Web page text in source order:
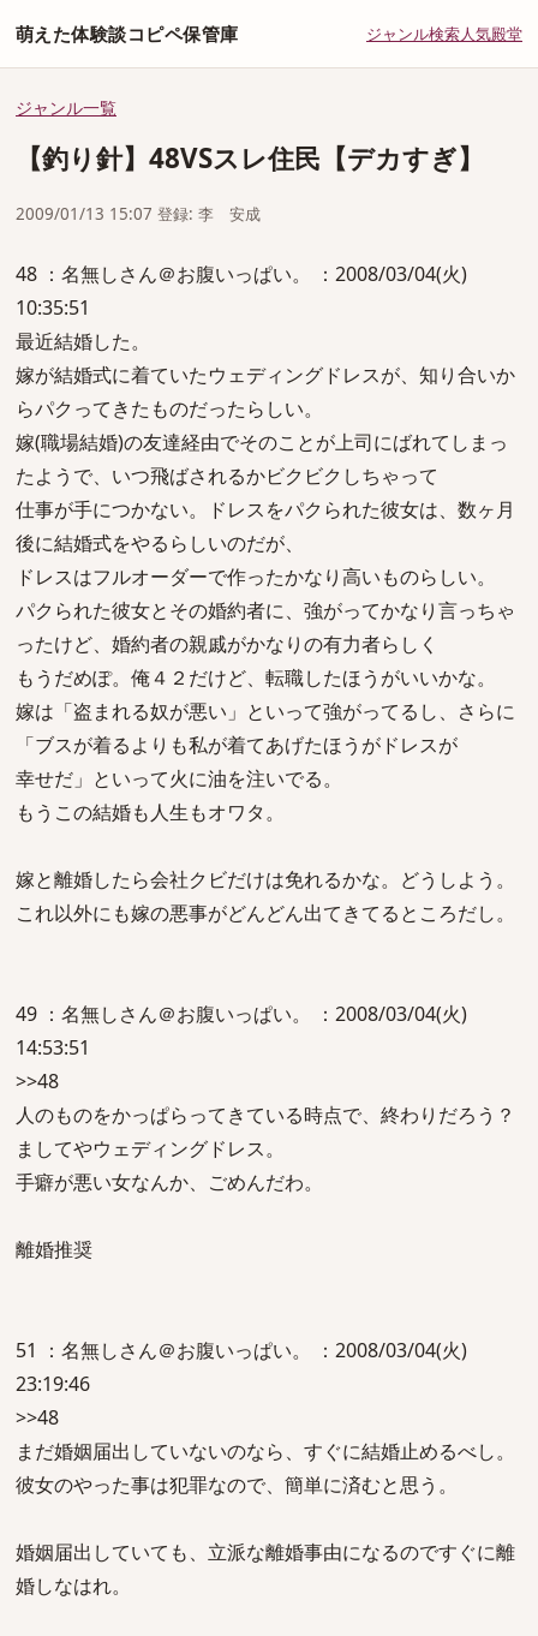
萌えた体験談コピペ保管庫 ジャンル検索人気殿堂
ジャンル一覧
【釣り針】48VSスレ住民【デカすぎ】
2009/01/13 15:07 登録: 李 安成
48 ：名無しさん＠お腹いっぱい。 ：2008/03/04(火)
10:35:51
最近結婚した。
嫁が結婚式に着ていたウェディングドレスが、知り合いか
らパクってきたものだったらしい。
嫁(職場結婚)の友達経由でそのことが上司にばれてしまっ
たようで、いつ飛ばされるかビクビクしちゃって
仕事が手につかない。ドレスをパクられた彼女は、数ヶ月
後に結婚式をやるらしいのだが、
ドレスはフルオーダーで作ったかなり高いものらしい。
パクられた彼女とその婚約者に、強がってかなり言っちゃ
ったけど、婚約者の親戚がかなりの有力者らしく
もうだめぽ。俺４２だけど、転職したほうがいいかな。
嫁は「盗まれる奴が悪い」といって強がってるし、さらに
「ブスが着るよりも私が着てあげたほうがドレスが
幸せだ」といって火に油を注いでる。
もうこの結婚も人生もオワタ。
嫁と離婚したら会社クビだけは免れるかな。どうしよう。
これ以外にも嫁の悪事がどんどん出てきてるところだし。
49 ：名無しさん＠お腹いっぱい。 ：2008/03/04(火)
14:53:51
>>48
人のものをかっぱらってきている時点で、終わりだろう？
ましてやウェディングドレス。
手癖が悪い女なんか、ごめんだわ。
離婚推奨
51 ：名無しさん＠お腹いっぱい。 ：2008/03/04(火)
23:19:46
>>48
まだ婚姻届出していないのなら、すぐに結婚止めるべし。
彼女のやった事は犯罪なので、簡単に済むと思う。
婚姻届出していても、立派な離婚事由になるのですぐに離
婚しなはれ。